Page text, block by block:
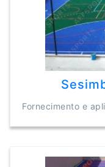
Fornecimento e